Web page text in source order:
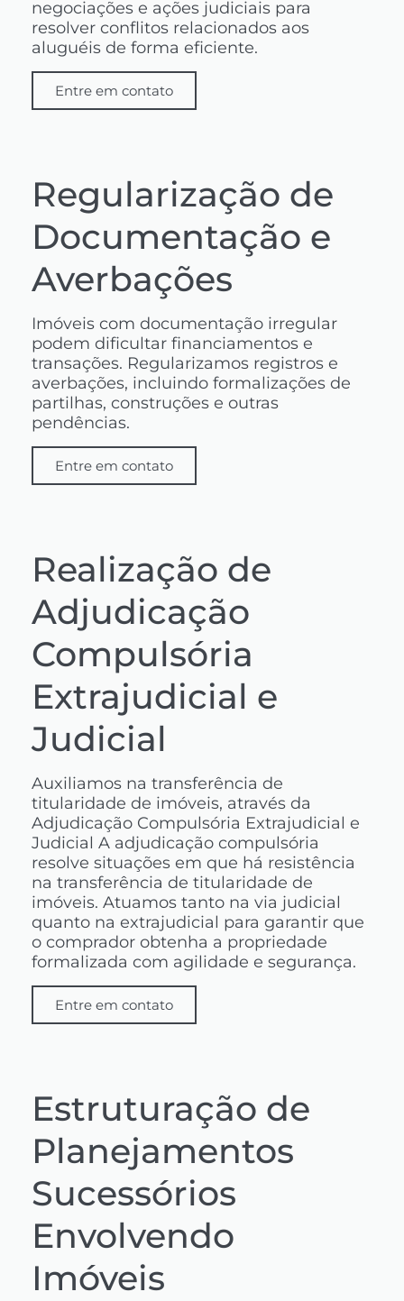
negociações e ações judiciais para
resolver conflitos relacionados aos
aluguéis de forma eficiente.
Entre em contato
Regularização de
Documentação e
Averbações
Imóveis com documentação irregular
podem dificultar financiamentos e
transações. Regularizamos registros e
averbações, incluindo formalizações de
partilhas, construções e outras
pendências.
Entre em contato
Realização de
Adjudicação
Compulsória
Extrajudicial e
Judicial
Auxiliamos na transferência de
titularidade de imóveis, através da
Adjudicação Compulsória Extrajudicial e
Judicial A adjudicação compulsória
resolve situações em que há resistência
na transferência de titularidade de
imóveis. Atuamos tanto na via judicial
quanto na extrajudicial para garantir que
o comprador obtenha a propriedade
formalizada com agilidade e segurança.
Entre em contato
Estruturação de
Planejamentos
Sucessórios
Envolvendo
Imóveis